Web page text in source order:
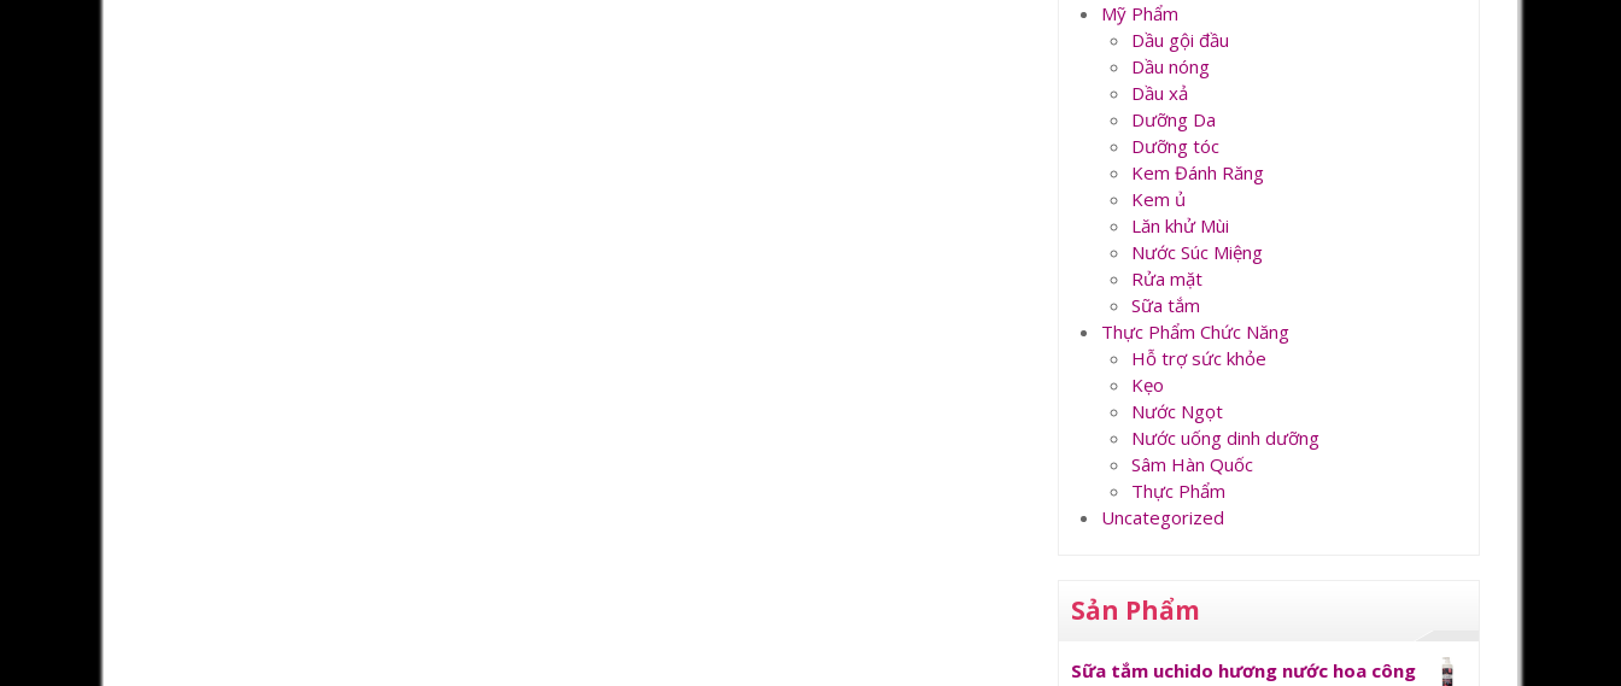
Mỹ Phẩm
Dầu gội đầu
Dầu nóng
Dầu xả
Dưỡng Da
Dưỡng tóc
Kem Đánh Răng
Kem ủ
Lăn khử Mùi
Nước Súc Miệng
Rửa mặt
Sữa tắm
Thực Phẩm Chức Năng
Hỗ trợ sức khỏe
Kẹo
Nước Ngọt
Nước uống dinh dưỡng
Sâm Hàn Quốc
Thực Phẩm
Uncategorized
Sản Phẩm
Sữa tắm uchido hương nước hoa công